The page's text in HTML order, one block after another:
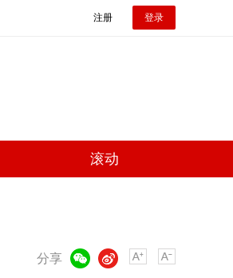
注册 登录
滚动
分享
微博